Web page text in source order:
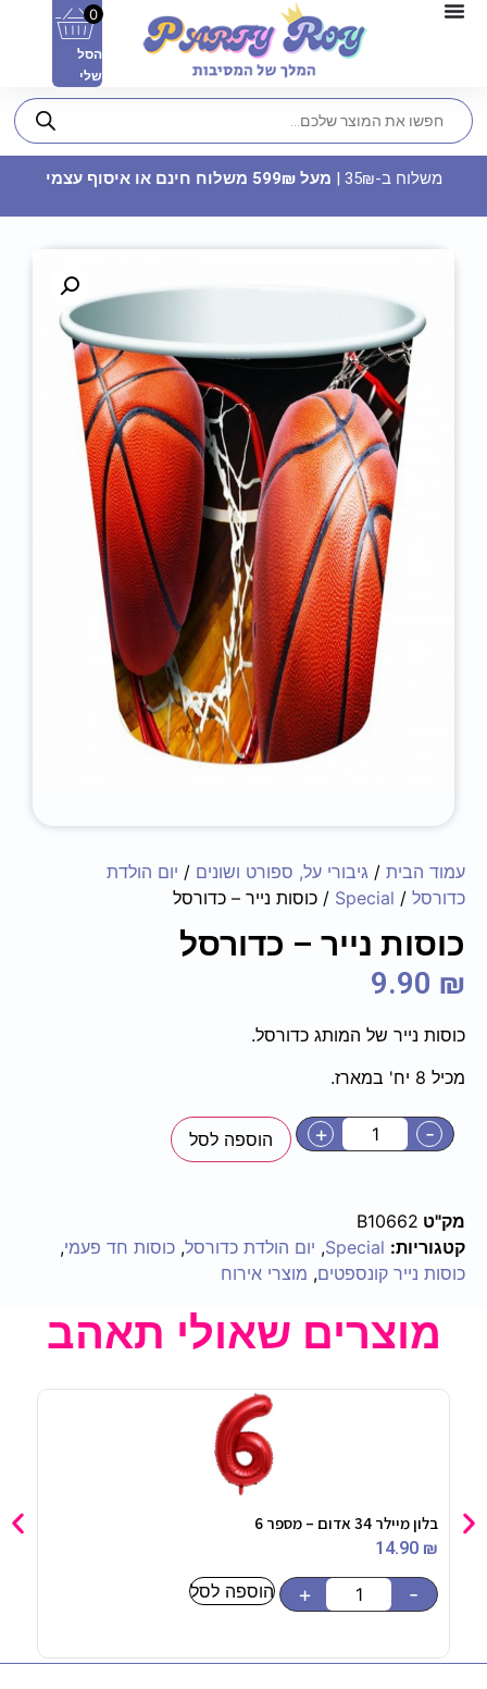
נר יום הולדת מספר 3 - זהב
+
0
הסל
שלי
משלוח ב-35₪ | מעל 599₪ משלוח חינם או איסוף עצמי
עמוד הבית / גיבורי על, ספורט ושונים / יום הולדת
כדורסל /
Special / כוסות נייר – כדורסל
כוסות נייר – כדורסל
9.90 ₪
כוסות נייר של המותג כדורסל.
מכיל 8 יח' במארז.
-
+ הוספה לסל
מק"ט B10662
קטגוריות: Special
, יום הולדת כדורסל, כוסות חד פעמי,
כוסות נייר קונספטים, מוצרי אירוח
מוצרים שאולי תאהב
בלון מיילר 34 אדום – מספר 6
14.90 ₪
-
+ הוספה לסל